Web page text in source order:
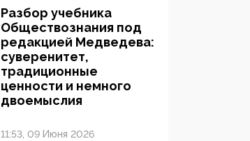
Разбор учебника
Обществознания под
редакцией Медведева:
суверенитет,
традиционные
ценности и немного
двоемыслия
11:53, 09 Июня 2026